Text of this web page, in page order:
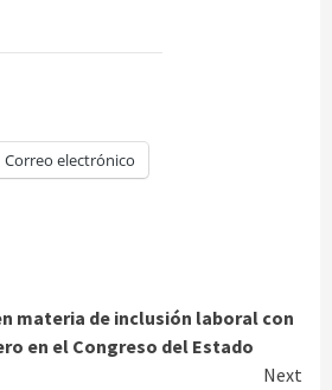
Correo electrónico
materia de inclusión laboral con
en el Congreso del Estado
Next